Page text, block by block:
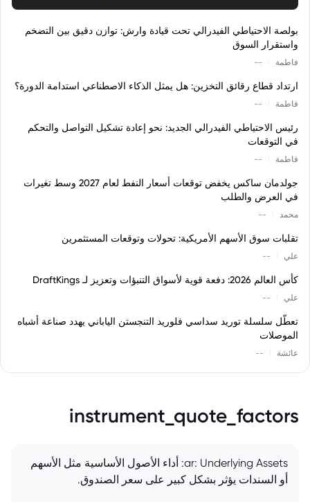
بولصة الاحتياطي الفيدرالي تحت قيادة وارش: توازن دقيق بين التضخم
واستقرار السوق
فاطمة --
ارتداد قطاع رقائق التخزين: هل يمثل الذكاء الاصطناعي استدامة الدورة؟
فاطمة --
رئيس الاحتياطي الفيدرالي الجديد: نحو إعادة تشكيل التواصل والتحكم
في التوقعات
فاطمة --
جولدمان ساكس يخفض توقعات أسعار النفط لعام 2027 وسط تغيرات
في العرض والطلب
محمد --
تقلبات سوق الأسهم الأمريكية: تحولات وتوقعات المستثمرين
علي --
كأس العالم 2026: دفعة قوية لأسواق التنبؤات وتعزيز لـ DraftKings
علي --
تعطّل سلسلة توريد سداسي فلوريد التنجستن الياباني يهدد صناعة أشباه
الموصلات
عائشة --
instrument_quote_factors
ar: Underlying Assets: أداء الأصول الأساسية مثل الأسهم
أو السندات يؤثر بشكل كبير على سعر الصندوق.